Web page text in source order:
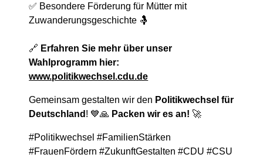
✅ Besondere Förderung für Mütter mit
Zuwanderungsgeschichte 🤱
🔗 Erfahren Sie mehr über unser
Wahlprogramm hier:
www.politikwechsel.cdu.de
Gemeinsam gestalten wir den Politikwechsel für
Deutschland ! 💙🙏 Packen wir es an! 🚀
#Politikwechsel #FamilienStärken
#FrauenFördern #ZukunftGestalten #CDU #CSU